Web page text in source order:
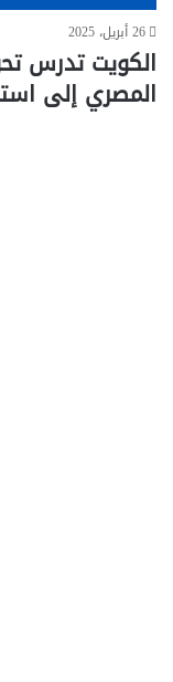
26 أبريل، 2025
الكويت تدرس
المصري إلى